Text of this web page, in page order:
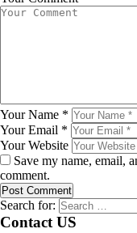
Your Name *
Your Email *
Your Website
Save my name, email,
comment.
Search for:
Contact US